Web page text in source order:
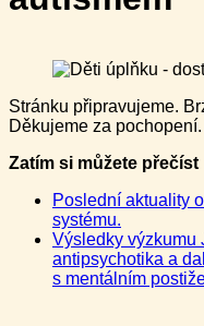
Stránku připravujeme.
Děkujeme za pochopení.
Zatím si můžete přečíst
Poslední aktuality
systému.
Výsledky výzkumu
antipsychotika a
s mentálním